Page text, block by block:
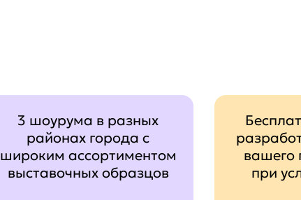
3 шоурума в разных
районах города с
широким ассортиментом
выставочных образцов
вашего
при